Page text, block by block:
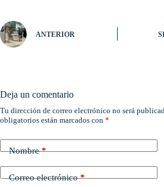
ANTERIOR
Deja un comentario
Tu dirección de correo electrónico no será
obligatorios están marcados con *
Nombre*
Correo electrónico*